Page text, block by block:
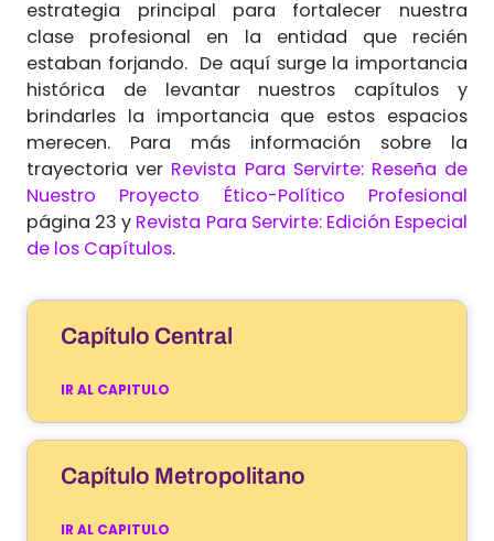
estrategia principal para fortalecer nuestra
clase profesional en la entidad que recién
estaban forjando. De aquí surge la importancia
histórica de levantar nuestros capítulos y
brindarles la importancia que estos espacios
merecen. Para más información sobre la
trayectoria ver Revista Para Servirte: Reseña de
Nuestro Proyecto Ético-Político Profesional
página 23 y Revista Para Servirte: Edición Especial
de los Capítulos.
Capítulo Central
IR AL CAPITULO
Capítulo Metropolitano
IR AL CAPITULO